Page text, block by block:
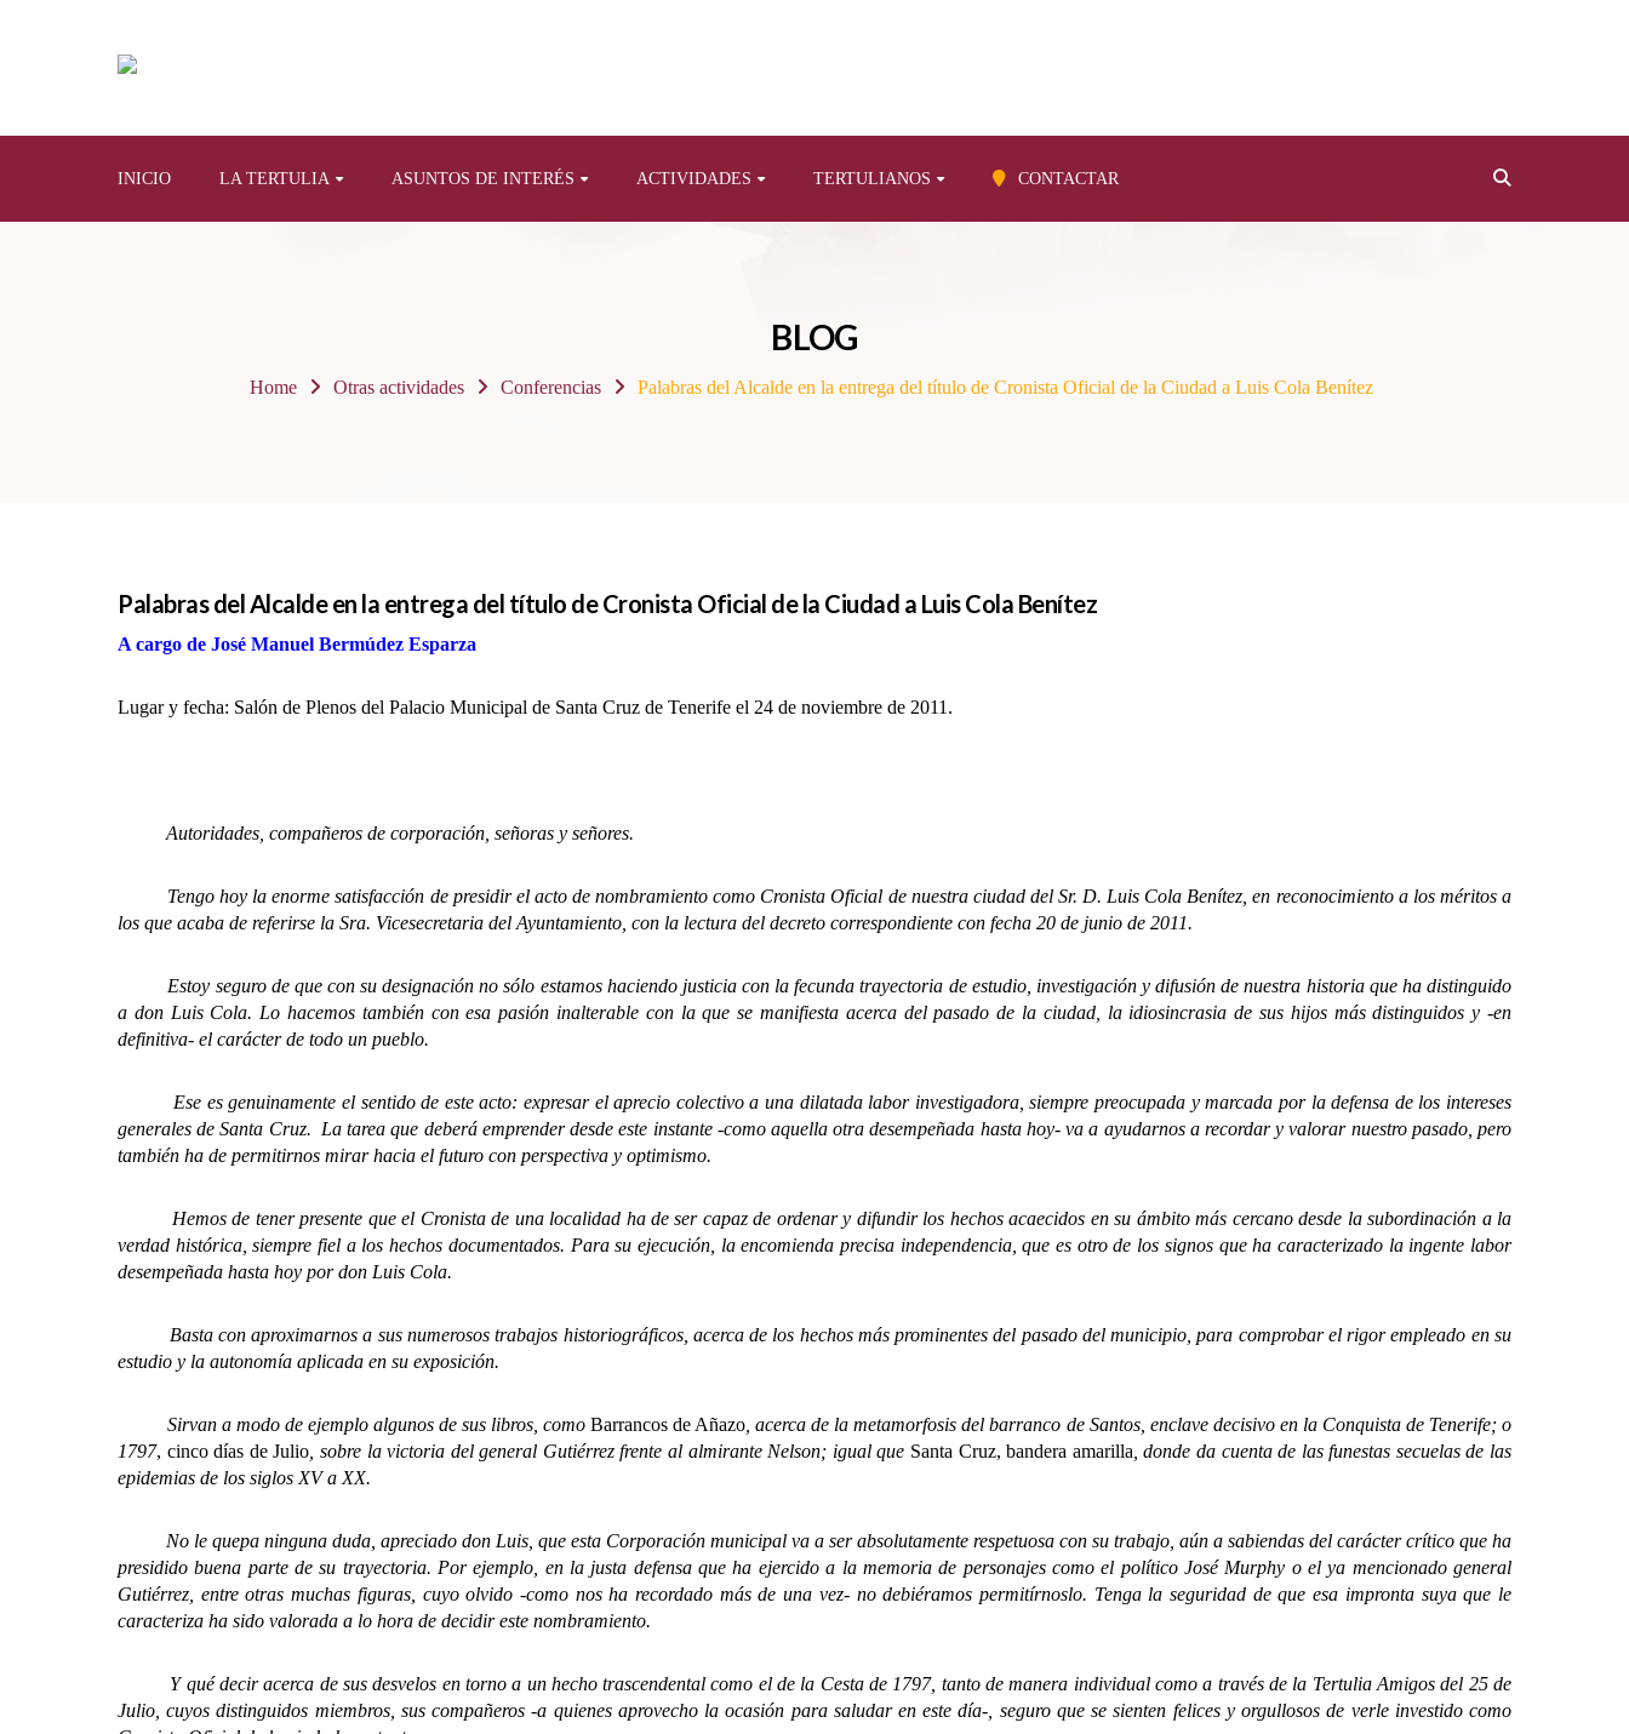
INICIO LA TERTULIA ASUNTOS DE INTERÉS ACTIVIDADES TERTULIANOS CONTACTAR
BLOG
Home Otras actividades Conferencias Palabras del Alcalde en la entrega del título de Cronista Oficial de la Ciudad a Luis Cola Benítez
Palabras del Alcalde en la entrega del título de Cronista Oficial de la Ciudad a Luis Cola Benítez
A cargo de José Manuel Bermúdez Esparza
Lugar y fecha: Salón de Plenos del Palacio Municipal de Santa Cruz de Tenerife el 24 de noviembre de 2011.
Autoridades, compañeros de corporación, señoras y señores.
Tengo hoy la enorme satisfacción de presidir el acto de nombramiento como Cronista Oficial de nuestra ciudad del Sr. D. Luis Cola Benítez, en reconocimiento a los méritos a
los que acaba de referirse la Sra. Vicesecretaria del Ayuntamiento, con la lectura del decreto correspondiente con fecha 20 de junio de 2011.
Estoy seguro de que con su designación no sólo estamos haciendo justicia con la fecunda trayectoria de estudio, investigación y difusión de nuestra historia que ha distinguido
a don Luis Cola. Lo hacemos también con esa pasión inalterable con la que se manifiesta acerca del pasado de la ciudad, la idiosincrasia de sus hijos más distinguidos y -en
definitiva- el carácter de todo un pueblo.
Ese es genuinamente el sentido de este acto: expresar el aprecio colectivo a una dilatada labor investigadora, siempre preocupada y marcada por la defensa de los intereses
generales de Santa Cruz. La tarea que deberá emprender desde este instante -como aquella otra desempeñada hasta hoy- va a ayudarnos a recordar y valorar nuestro pasado, pero
también ha de permitirnos mirar hacia el futuro con perspectiva y optimismo.
Hemos de tener presente que el Cronista de una localidad ha de ser capaz de ordenar y difundir los hechos acaecidos en su ámbito más cercano desde la subordinación a la
verdad histórica, siempre fiel a los hechos documentados. Para su ejecución, la encomienda precisa independencia, que es otro de los signos que ha caracterizado la ingente labor
desempeñada hasta hoy por don Luis Cola.
Basta con aproximarnos a sus numerosos trabajos historiográficos, acerca de los hechos más prominentes del pasado del municipio, para comprobar el rigor empleado en su
estudio y la autonomía aplicada en su exposición.
Sirvan a modo de ejemplo algunos de sus libros, comoBarrancos de Añazo , acerca de la metamorfosis del barranco de Santos, enclave decisivo en la Conquista de Tenerife; o
1797, cinco días de Julio , sobre la victoria del general Gutiérrez frente al almirante Nelson; igual que Santa Cruz, bandera amarilla , donde da cuenta de las funestas secuelas de las
epidemias de los siglos XV a XX.
No le quepa ninguna duda, apreciado don Luis, que esta Corporación municipal va a ser absolutamente respetuosa con su trabajo, aún a sabiendas del carácter crítico que ha
presidido buena parte de su trayectoria. Por ejemplo, en la justa defensa que ha ejercido a la memoria de personajes como el político José Murphy o el ya mencionado general
Gutiérrez, entre otras muchas figuras, cuyo olvido -como nos ha recordado más de una vez- no debiéramos permitírnoslo. Tenga la seguridad de que esa impronta suya que le
caracteriza ha sido valorada a lo hora de decidir este nombramiento.
Y qué decir acerca de sus desvelos en torno a un hecho trascendental como el de la Cesta de 1797, tanto de manera individual como a través de la Tertulia Amigos del 25 de
Julio, cuyos distinguidos miembros, sus compañeros -a quienes aprovecho la ocasión para saludar en este día-, seguro que se sienten felices y orgullosos de verle investido como